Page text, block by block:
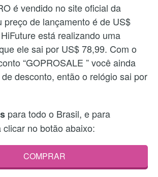
é vendido no site oficial da
preço de lançamento é de US$
está realizando uma
ele sai por US$ 78,99. Com o
“GOPROSALE ” você ainda
desconto, então o relógio sai por
para todo o Brasil, e para
no botão abaixo:
COMPRAR